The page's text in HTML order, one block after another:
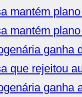
mantém
mantém
ganha
que rejeitou
ganha